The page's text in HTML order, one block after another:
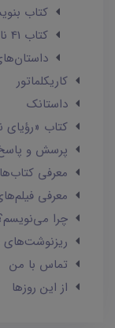
کتاب
کتاب 41 نامه به خودم
کاریکلماتور
داستانک‌
کتاب «رؤیای
پرسش و
معرفی
معرفی
چرا
ریزنوشت‌های
تماس با من
از این روزها